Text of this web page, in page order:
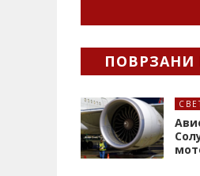
ПОВРЗАНИ